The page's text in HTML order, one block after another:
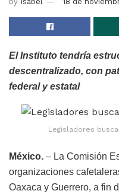
El Instituto tendría
descentralizado, con
federal y estatal
Legisladores
México. – La Comisión
organizaciones
Oaxaca y Guerrero, a fin